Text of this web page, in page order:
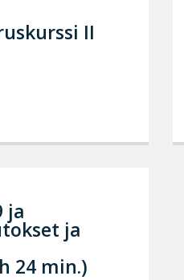
II
ja
ja
24 min.)